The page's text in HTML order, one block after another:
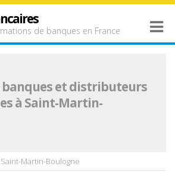
de banques en France
banques et distributeurs
à Saint-Martin-
Martin-Boulogne